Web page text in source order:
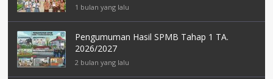
1 bulan yang lalu
Pengumuman Hasil SPMB Tahap 1 TA.
2026/2027
2 bulan yang lalu